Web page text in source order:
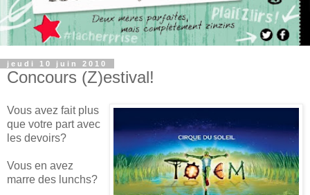
jeudi 10 juin 2010
Concours (Z)estival!
Vous avez fait plus
que votre part avec
les devoirs?
Vous en avez
marre des lunchs?